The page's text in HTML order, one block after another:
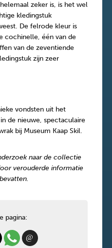
zeker is, is het wel
kledingstuk
De felrode kleur is
cochinelle, één van de
van de zeventiende
zijn zeer
vondsten uit het
de nieuwe, spectaculaire
bij Museum Kaap Skil.
naar de collectie
verouderde informatie
pagina: